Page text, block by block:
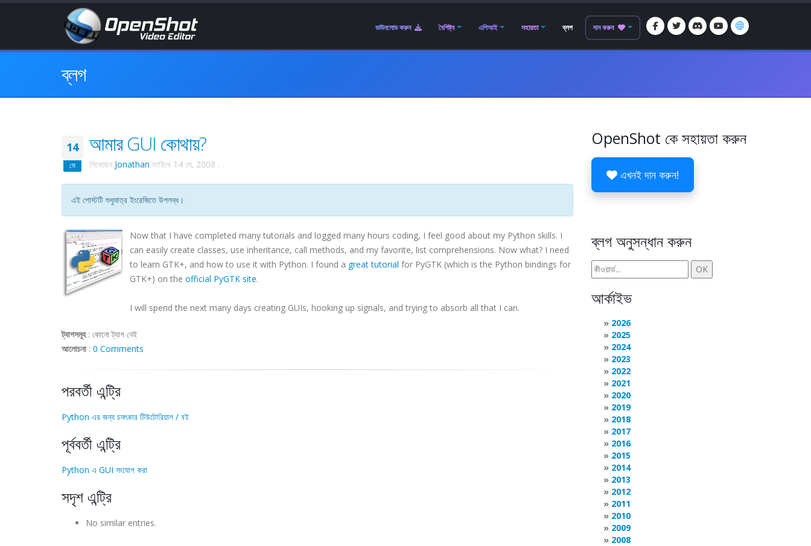
ডাউনলোড করুন বৈশিষ্ট্য এপিআই সহায়তা ব্লগ দান করুন
ব্লগ
14
মে
আমার GUI কোথায়?
লিখেছেন Jonathan তারিখে 14 মে, 2008 .
এই পোস্টটি শুধুমাত্র ইংরেজিতে উপলব্ধ।
Now that I have completed many tutorials and logged many hours coding, I feel good about my Python skills. I
can easily create classes, use inheritance, call methods, and my favorite, list comprehensions. Now what? I need
to learn GTK+, and how to use it with Python. I found a great tutorial for PyGTK (which is the Python bindings for
GTK+) on the official PyGTK site.
I will spend the next many days creating GUIs, hooking up signals, and trying to absorb all that I can.
ট্যাগসমূহ: কোনো ট্যাগ নেই
আলোচনা: 0 Comments
পরবর্তী এন্ট্রি
Python এর জন্য চমৎকার টিউটোরিয়াল / বই
পূর্ববর্তী এন্ট্রি
Python এ GUI সংযোগ করা
সদৃশ এন্ট্রি
No similar entries.
OpenShot কে সহায়তা করুন
এখনই দান করুন!
ব্লগ অনুসন্ধান করুন
আর্কাইভ
2026
2025
2024
2023
2022
2021
2020
2019
2018
2017
2016
2015
2014
2013
2012
2011
2010
2009
2008